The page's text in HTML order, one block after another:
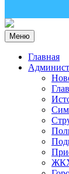
Меню
Главная